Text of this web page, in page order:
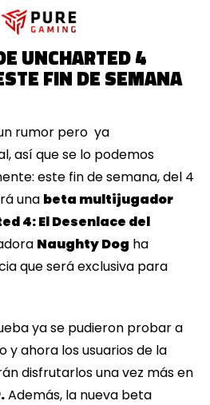
UNCHARTED 4
FIN DE SEMANA
rumor pero ya
así que se lo podemos
este fin de semana, del 4
una beta multijugador
4: El Desenlace del
Naughty Dog ha
que será exclusiva para
ya se pudieron probar a
y ahora los usuarios de la
disfrutarlos una vez más en
Además, la nueva beta